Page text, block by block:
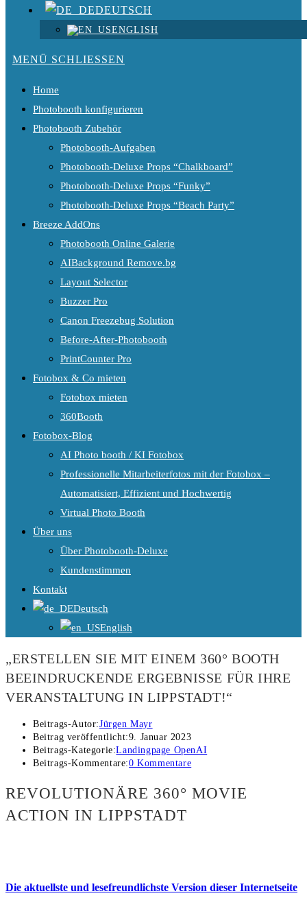
DEUTSCH
ENGLISH
MENÜ SCHLIESSEN
Home
Photobooth konfigurieren
Photobooth Zubehör
Photobooth-Aufgaben
Photobooth-Deluxe Props “Chalkboard”
Photobooth-Deluxe Props “Funky”
Photobooth-Deluxe Props “Beach Party”
Breeze AddOns
Photobooth Online Galerie
AIBackground Remove.bg
Layout Selector
Buzzer Pro
Canon Freezebug Solution
Before-After-Photobooth
PrintCounter Pro
Fotobox & Co mieten
Fotobox mieten
360Booth
Fotobox-Blog
AI Photo booth / KI Fotobox
Professionelle Mitarbeiterfotos mit der Fotobox –
Automatisiert, Effizient und Hochwertig
Virtual Photo Booth
Über uns
Über Photobooth-Deluxe
Kundenstimmen
Kontakt
Deutsch
English
„ERSTELLEN SIE MIT EINEM 360° BOOTH
BEEINDRUCKENDE ERGEBNISSE FÜR IHRE
VERANSTALTUNG IN LIPPSTADT!“
Beitrags-Autor:Jürgen Mayr
Beitrag veröffentlicht:9. Januar 2023
Beitrags-Kategorie:Landingpage OpenAI
Beitrags-Kommentare:0 Kommentare
REVOLUTIONÄRE 360° MOVIE
ACTION IN LIPPSTADT
Die aktuellste und lesefreundlichste Version dieser Internetseite